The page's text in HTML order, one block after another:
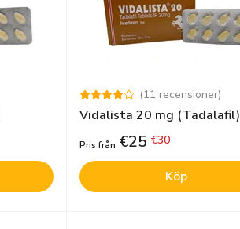
(11 recensioner)
Vidalista 20 mg (Tadalafil)
Pris från €25 €30
Köp